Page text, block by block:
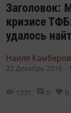
Заголовок:
кризисе
удалось
Наиля
22 Декабрь 2016 -
1331 0 0